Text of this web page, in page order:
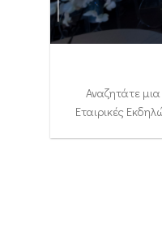
Αναζητάτε
Εταιρικές